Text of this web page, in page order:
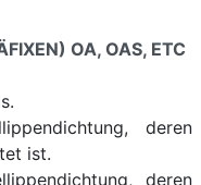
OA, OAS, ETC
deren
ist.
deren